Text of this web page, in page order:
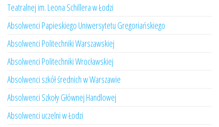
Teatralnej im. Leona Schillera w Łodzi
Absolwenci Papieskiego Uniwersytetu Gregoriańskiego
Absolwenci Politechniki Warszawskiej
Absolwenci Politechniki Wrocławskiej
Absolwenci szkół średnich w Warszawie
Absolwenci Szkoły Głównej Handlowej
Absolwenci uczelni w Łodzi